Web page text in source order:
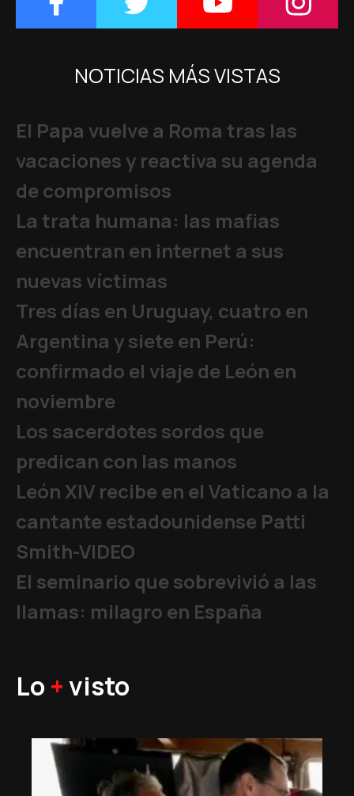
NOTICIAS MÁS VISTAS
El Papa vuelve a Roma tras las
vacaciones y reactiva su agenda
de compromisos
La trata humana: las mafias
encuentran en internet a sus
nuevas víctimas
Tres días en Uruguay, cuatro en
Argentina y siete en Perú:
confirmado el viaje de León en
noviembre
Los sacerdotes sordos que
predican con las manos
León XIV recibe en el Vaticano a la
cantante estadounidense Patti
Smith-VIDEO
El seminario que sobrevivió a las
llamas: milagro en España
Lo +visto